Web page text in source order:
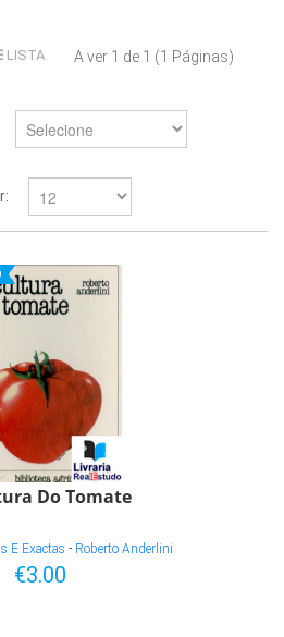
LISTA A ver 1 de 1 (1 Páginas)
Do Tomate
E Exactas - Roberto Anderlini
€3.00